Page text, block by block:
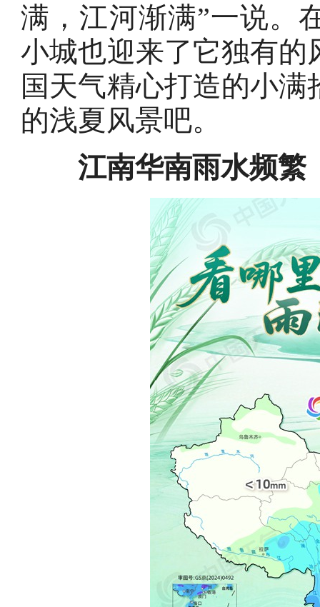
满，江河渐满”一说。
小城也迎来了它独有的
国天气精心打造的小
的浅夏风景吧。
江南华南雨水频